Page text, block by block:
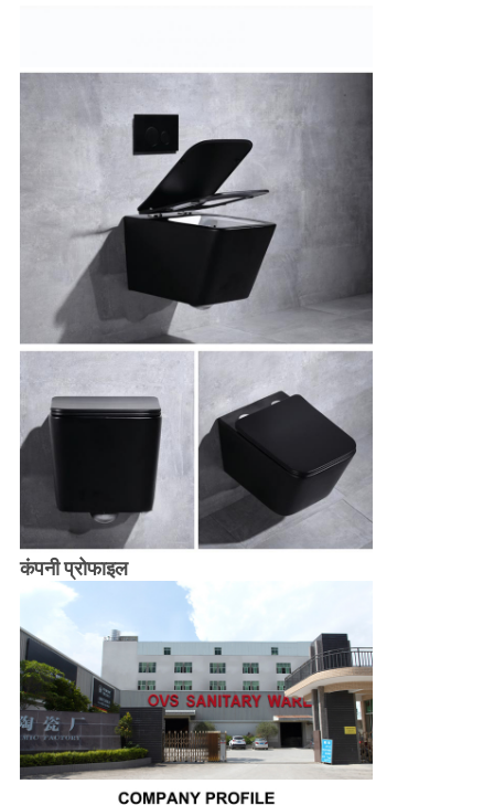
कंपनी प्रोफाइल